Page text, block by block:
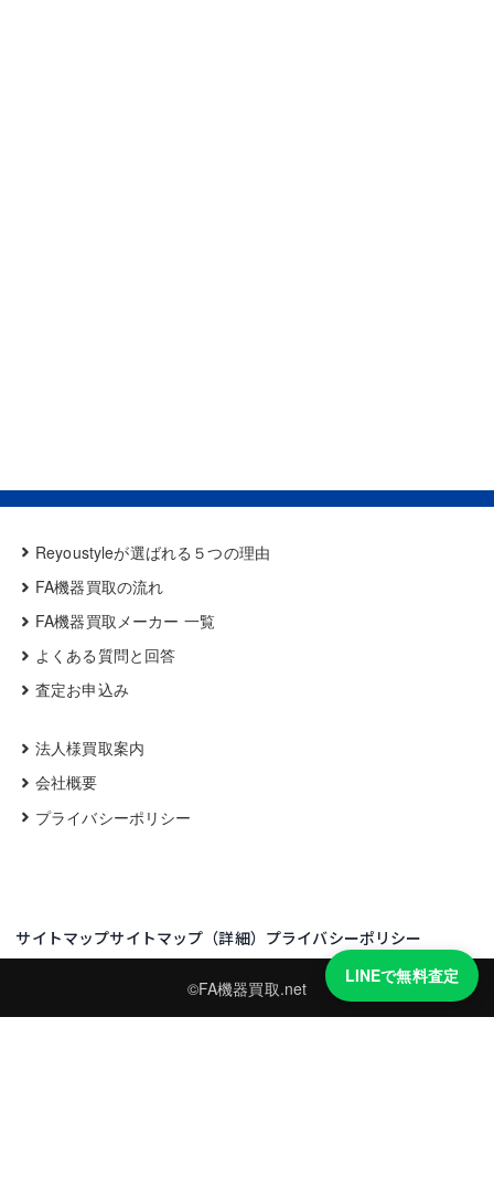
Reyoustyleが選ばれる５つの理由
FA機器買取の流れ
FA機器買取メーカー 一覧
よくある質問と回答
査定お申込み
法人様買取案内
会社概要
プライバシーポリシー
サイトマップサイトマップ（詳細） プライバシーポリシー
©FA機器買取.net
LINEで無料査定